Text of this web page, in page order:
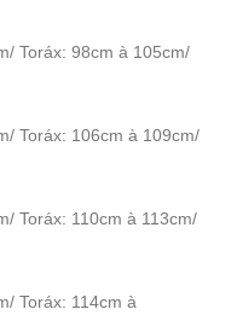
Toráx: 98cm à 105cm/
Toráx: 106cm à 109cm/
Toráx: 110cm à 113cm/
Toráx: 114cm à